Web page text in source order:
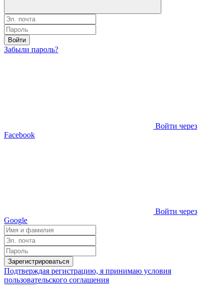
Войти
Забыли пароль?
Войти через
Facebook
Войти через
Google
Зарегистрироваться
Подтверждая регистрацию, я принимаю условия
пользовательского соглашения